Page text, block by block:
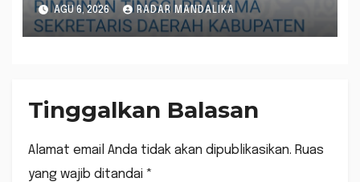
AGU 6, 2026 RADAR MANDALIKA
Tinggalkan Balasan
Alamat email Anda tidak akan dipublikasikan. Ruas
yang wajib ditandai *